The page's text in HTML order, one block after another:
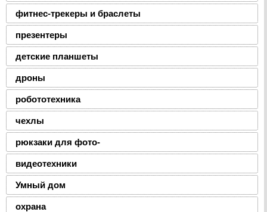
фитнес-трекеры и браслеты
презентеры
детские планшеты
дроны
робототехника
чехлы
рюкзаки для фото-
видеотехники
Умный дом
охрана